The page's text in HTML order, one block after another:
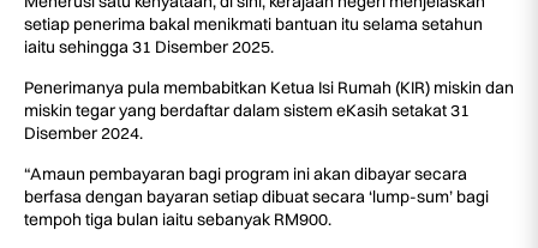
setiap penerima bakal menikmati bantuan itu selama setahun
iaitu sehingga 31 Disember 2025.
Penerimanya pula membabitkan Ketua Isi Rumah (KIR) miskin dan
miskin tegar yang berdaftar dalam sistem eKasih setakat 31
Disember 2024.
“Amaun pembayaran bagi program ini akan dibayar secara
berfasa dengan bayaran setiap dibuat secara ‘lump-sum’ bagi
tempoh tiga bulan iaitu sebanyak RM900.